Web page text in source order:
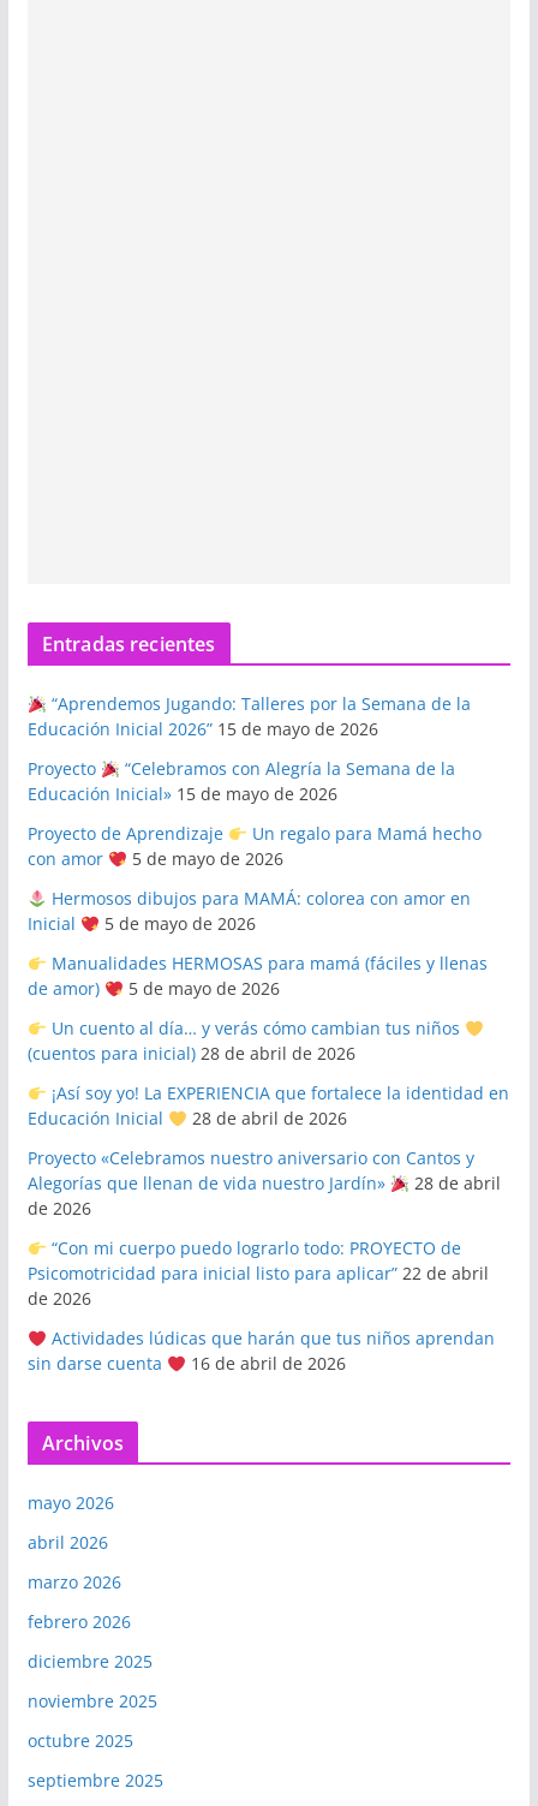
Entradas recientes
“Aprendemos Jugando: Talleres por la Semana de la
Educación Inicial 2026” 15 de mayo de 2026
Proyecto
“Celebramos con Alegría la Semana de la
Educación Inicial» 15 de mayo de 2026
Proyecto de Aprendizaje
Un regalo para Mamá hecho
con amor
5 de mayo de 2026
Hermosos dibujos para MAMÁ: colorea con amor en
Inicial
5 de mayo de 2026
Manualidades HERMOSAS para mamá (fáciles y llenas
de amor)
5 de mayo de 2026
Un cuento al día… y verás cómo cambian tus niños
(cuentos para inicial) 28 de abril de 2026
¡Así soy yo! La EXPERIENCIA que fortalece la identidad en
Educación Inicial
28 de abril de 2026
Proyecto «Celebramos nuestro aniversario con Cantos y
Alegorías que llenan de vida nuestro Jardín»
28 de abril
de 2026
“Con mi cuerpo puedo lograrlo todo: PROYECTO de
Psicomotricidad para inicial listo para aplicar” 22 de abril
de 2026
Actividades lúdicas que harán que tus niños aprendan
sin darse cuenta
16 de abril de 2026
Archivos
mayo 2026
abril 2026
marzo 2026
febrero 2026
diciembre 2025
noviembre 2025
octubre 2025
septiembre 2025